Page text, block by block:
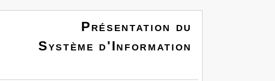
Présentation du
Système d'Information